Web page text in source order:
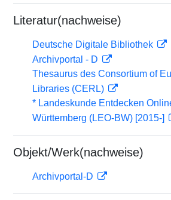
Literatur(nachweise)
Deutsche Digitale Bibliothek
Archivportal - D
Thesaurus des Consortium of
Libraries (CERL)
* Landeskunde Entdecken
Württemberg (LEO-BW) [2015-]
Objekt/Werk(nachweise)
Archivportal-D